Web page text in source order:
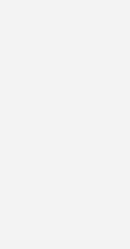
mit dem ERE
regelmäßig von uns